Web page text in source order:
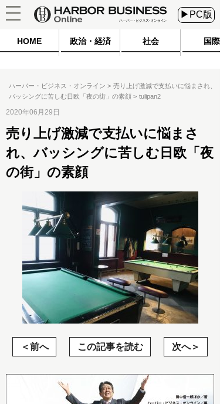
▶PC版
HOME 政治・経済 社会 国際
ハーバー・ビジネス・オンライン
売り上げ激減で支払いに悩まされ、
バッシングに苦しむ日欧「夜の街」の素顔
tulipan2
2020年06月29日
売り上げ激減で支払いに悩まさ
れ、バッシングに苦しむ日欧「夜
の街」の素顔
前へ この記事を読む 次へ